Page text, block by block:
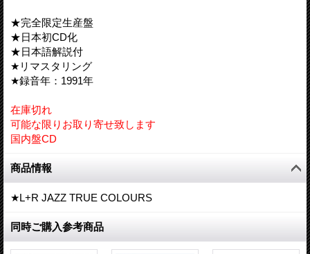
★完全限定生産盤
★日本初CD化
★日本語解説付
★リマスタリング
★録音年：1991年
在庫切れ
可能な限りお取り寄せ致します
国内盤CD
商品情報
★L+R JAZZ TRUE COLOURS
同時ご購入参考商品